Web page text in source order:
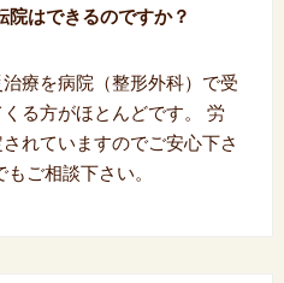
院はできるのですか？
療を病院（整形外科）で受
る方がほとんどです。 労
れていますのでご安心下さ
ご相談下さい。